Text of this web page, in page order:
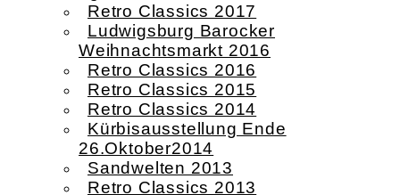
Retro Classics 2017
Ludwigsburg Barocker
Weihnachtsmarkt 2016
Retro Classics 2016
Retro Classics 2015
Retro Classics 2014
Kürbisausstellung Ende
26.Oktober2014
Sandwelten 2013
Retro Classics 2013